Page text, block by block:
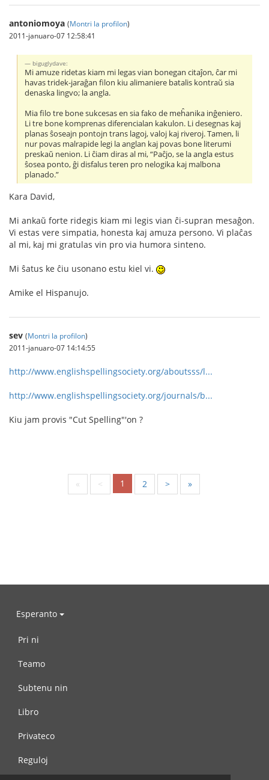
antoniomoya (Montri la profilon)
2011-januaro-07 12:58:41
biguglydave:
Mi amuze ridetas kiam mi legas vian bonegan citaĵon, ĉar mi
havas tridek-jaraĝan filon kiu alimaniere batalis kontraŭ sia
denaska lingvo; la angla.
Mia filo tre bone sukcesas en sia fako de meĥanika inĝeniero.
Li tre bone komprenas diferencialan kakulon. Li desegnas kaj
planas ŝoseajn pontojn trans lagoj, valoj kaj riveroj. Tamen, li
nur povas malrapide legi la anglan kaj povas bone literumi
preskaŭ nenion. Li ĉiam diras al mi, “Paĉjo, se la angla estus
ŝosea ponto, ĝi disfalus teren pro nelogika kaj malbona
planado.”
Kara David,
Mi ankaŭ forte ridegis kiam mi legis vian ĉi-supran mesaĝon.
Vi estas vere simpatia, honesta kaj amuza persono. Vi plaĉas
al mi, kaj mi gratulas vin pro via humora sinteno.
Mi ŝatus ke ĉiu usonano estu kiel vi.
Amike el Hispanujo.
sev (Montri la profilon)
2011-januaro-07 14:14:55
http://www.englishspellingsociety.org/aboutsss/l...
http://www.englishspellingsociety.org/journals/b...
Kiu jam provis "Cut Spelling"'on ?
« < 1 2 > »
Esperanto
Pri ni
Teamo
Subtenu nin
Libro
Privateco
Reguloj